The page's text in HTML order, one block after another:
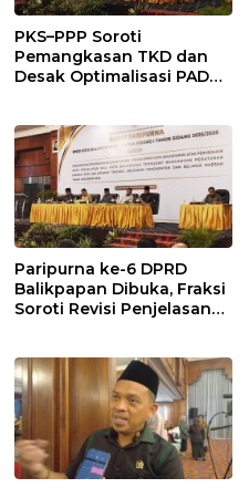
PKS–PPP Soroti
Pemangkasan TKD dan
Desak Optimalisasi PAD
Paripurna ke-6 DPRD
Balikpapan Dibuka, Fraksi
Soroti Revisi Penjelasan